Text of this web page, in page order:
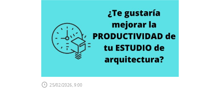
25/02/2026, 9:00